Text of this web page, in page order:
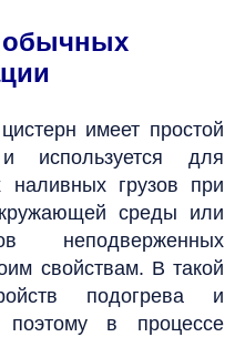
имеет простой
используется для
наливных грузов при
среды или
неподверженных
свойствам. В такой
подогрева и
поэтому в процессе